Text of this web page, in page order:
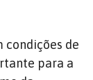
de
para a